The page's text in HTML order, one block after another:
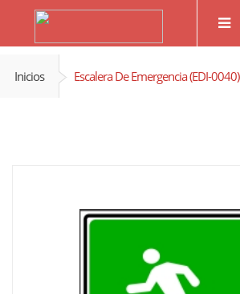
Inicios Escalera De Emergencia (EDI-0040)